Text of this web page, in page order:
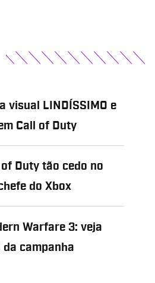
visual LINDÍSSIMO e
Call of Duty
Duty tão cedo no
do Xbox
Warfare 3: veja
campanha